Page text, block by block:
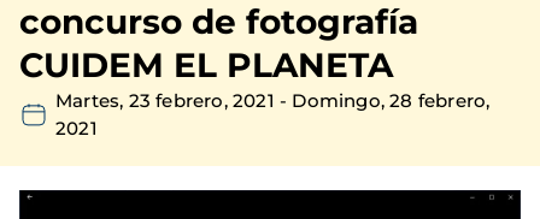
concurso de fotografía
CUIDEM EL PLANETA
Martes, 23 febrero, 2021 - Domingo, 28 febrero,
2021